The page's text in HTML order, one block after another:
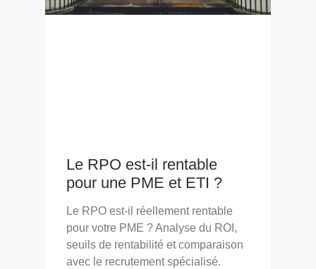
Le RPO est-il rentable
pour une PME et ETI ?
Le RPO est-il réellement rentable
pour votre PME ? Analyse du ROI,
seuils de rentabilité et comparaison
avec le recrutement spécialisé.